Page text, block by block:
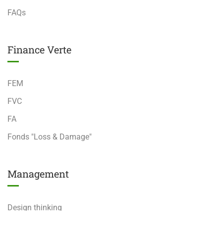
FAQs
Finance Verte
FEM
FVC
FA
Fonds "Loss & Damage"
Management
Design thinking